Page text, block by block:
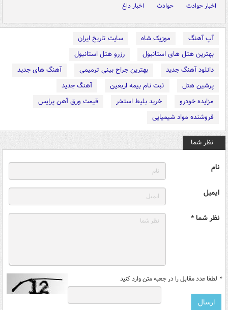
اخبار حوادث
حوادث اخبار داغ
آپ آهنگ موزیک شاه
سایت تاریخ ایران
بهترین هتل های استانبول
رزرو هتل استانبول
دانلود آهنگ جدید
بهترین جراح بینی ترمیمی
آهنگ های جدید
پرشین هتل
ثبت نام بیمه اربعین
آهنگ جدید
مزایده خودرو
خرید بلیط استخر
قیمت ورق آهن پرایس
فروشنده مواد شیمیایی
نظر شما
نام
ایمیل
نظر شما *
* لطفا عدد مقابل را در جعبه متن وارد کنید